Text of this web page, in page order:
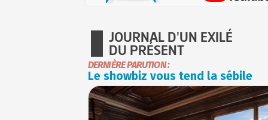
JOURNAL D'UN EXILÉ
DU PRÉSENT
DERNIÈRE PARUTION :
Le showbiz vous tend la sébile